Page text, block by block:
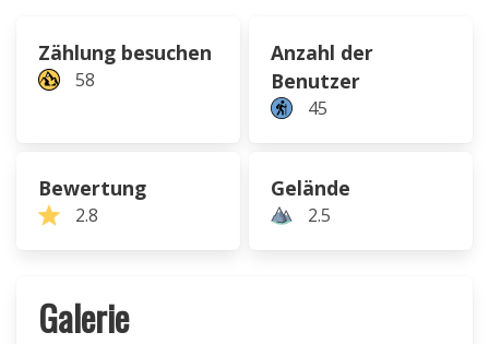
Zählung besuchen
58
Anzahl der
Benutzer
45
Bewertung
2.8
Gelände
2.5
Galerie